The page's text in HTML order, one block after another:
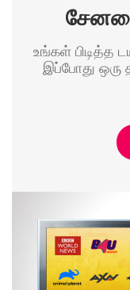
உங்கள்
இப்போது